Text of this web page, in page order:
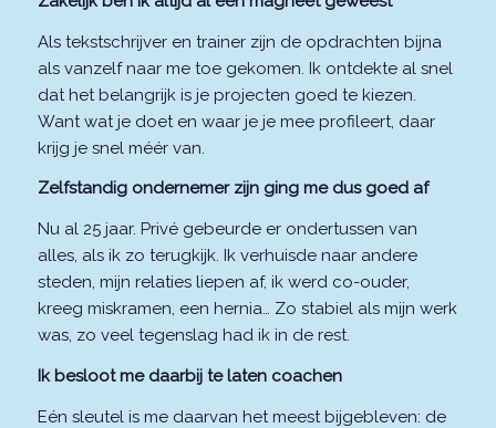
Als tekstschrijver en trainer zijn de opdrachten bijna
als vanzelf naar me toe gekomen. Ik ontdekte al snel
dat het belangrijk is je projecten goed te kiezen.
Want wat je doet en waar je je mee profileert, daar
krijg je snel méér van.
Zelfstandig ondernemer zijn ging me dus goed af
Nu al 25 jaar. Privé gebeurde er ondertussen van
alles, als ik zo terugkijk. Ik verhuisde naar andere
steden, mijn relaties liepen af, ik werd co-ouder,
kreeg miskramen, een hernia… Zo stabiel als mijn werk
was, zo veel tegenslag had ik in de rest.
Ik besloot me daarbij te laten coachen
Eén sleutel is me daarvan het meest bijgebleven: de